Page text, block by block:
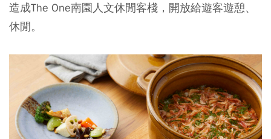
造成The One南園人文休閒客棧，開放給遊客遊憩、
休閒。